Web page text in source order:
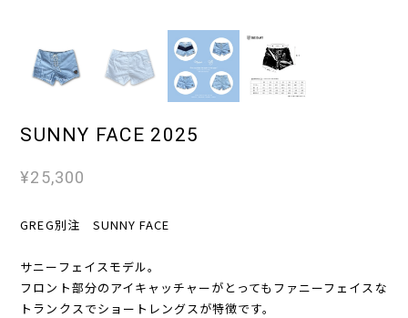
SUNNY FACE 2025
¥25,300
GREG別注 SUNNY FACE
サニーフェイスモデル。
フロント部分のアイキャッチャーがとってもファニーフェイスな
トランクスでショートレングスが特徴です。